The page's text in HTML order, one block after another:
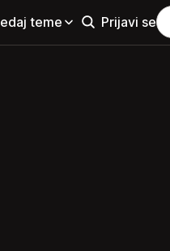
teme Prijavi se